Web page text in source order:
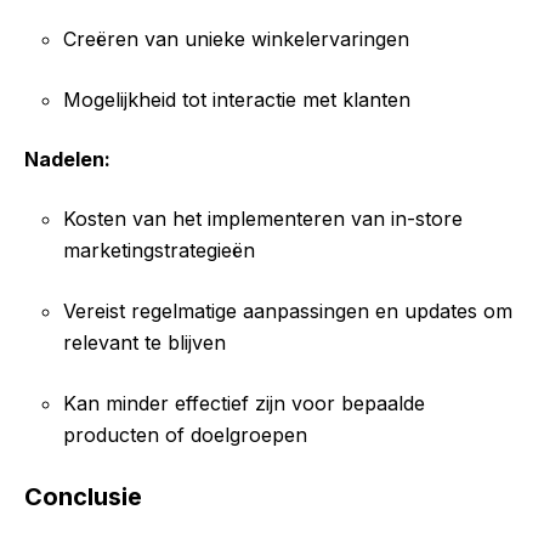
Creëren van unieke winkelervaringen
Mogelijkheid tot interactie met klanten
Nadelen:
Kosten van het implementeren van in-store
marketingstrategieën
Vereist regelmatige aanpassingen en updates om
relevant te blijven
Kan minder effectief zijn voor bepaalde
producten of doelgroepen
Conclusie